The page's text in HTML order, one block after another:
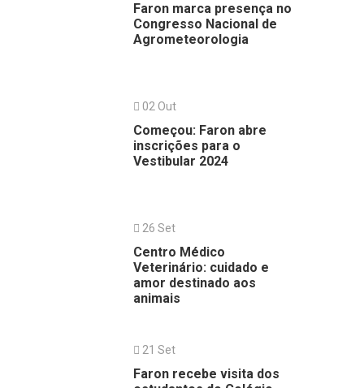
Faron marca presença no
Congresso Nacional de
Agrometeorologia
02 Out
Começou: Faron abre
inscrições para o
Vestibular 2024
26 Set
Centro Médico
Veterinário: cuidado e
amor destinado aos
animais
21 Set
Faron recebe visita dos